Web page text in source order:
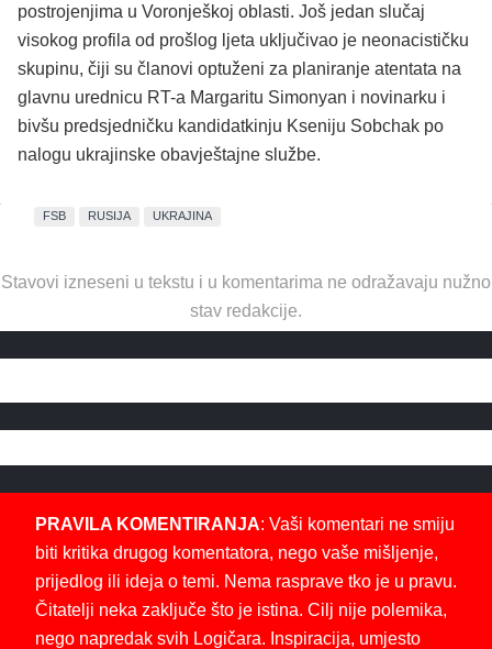
postrojenjima u Voronješkoj oblasti. Još jedan slučaj
visokog profila od prošlog ljeta uključivao je neonacističku
skupinu, čiji su članovi optuženi za planiranje atentata na
glavnu urednicu RT-a Margaritu Simonyan i novinarku i
bivšu predsjedničku kandidatkinju Kseniju Sobchak po
nalogu ukrajinske obavještajne službe.
FSB RUSIJA UKRAJINA
Stavovi izneseni u tekstu i u komentarima ne odražavaju nužno
stav redakcije.
PRAVILA KOMENTIRANJA: Vaši komentari ne smiju
biti kritika drugog komentatora, nego vaše mišljenje,
prijedlog ili ideja o temi. Nema rasprave tko je u pravu.
Čitatelji neka zaključe što je istina. Cilj nije polemika,
nego napredak svih Logičara. Inspiracija, umjesto